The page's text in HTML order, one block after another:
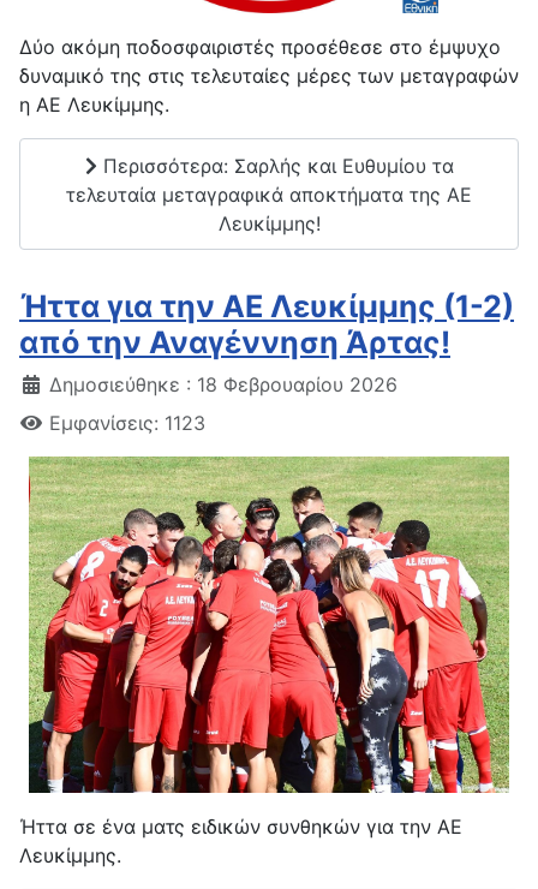
Δύο ακόμη ποδοσφαιριστές προσέθεσε στο έμψυχο
δυναμικό της στις τελευταίες μέρες των μεταγραφών
η ΑΕ Λευκίμμης.
Περισσότερα: Σαρλής και Ευθυμίου τα
τελευταία μεταγραφικά αποκτήματα της ΑΕ
Λευκίμμης!
Ήττα για την ΑΕ Λευκίμμης (1-2)
από την Αναγέννηση Άρτας!
Δημοσιεύθηκε : 18 Φεβρουαρίου 2026
Εμφανίσεις: 1123
Ήττα σε ένα ματς ειδικών συνθηκών για την ΑΕ
Λευκίμμης.